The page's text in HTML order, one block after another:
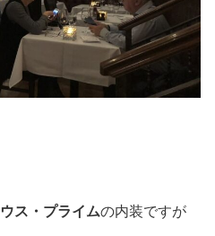
ス・プライムの内装ですが